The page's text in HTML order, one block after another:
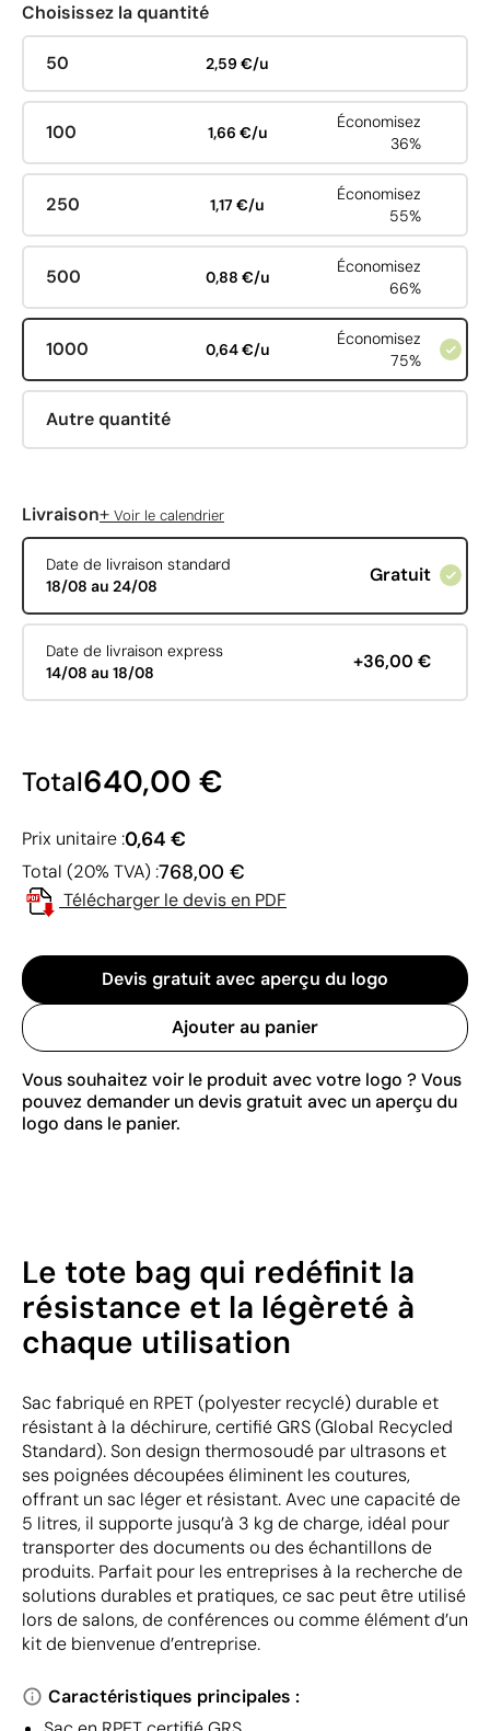
Choisissez la quantité
50 2,59 €/u
100 1,66 €/u
Économisez
36%
250 1,17 €/u
Économisez
55%
500 0,88 €/u
Économisez
66%
1000 0,64 €/u
Économisez
75%
Autre quantité
Livraison+ Voir le calendrier
Date de livraison standard
18/08 au 24/08
Gratuit
Date de livraison express
14/08 au 18/08
+36,00 €
Total640,00 €
Prix unitaire :0,64 €
Total (20% TVA) :768,00 €
Télécharger le devis en PDF
Devis gratuit avec aperçu du logo
Ajouter au panier
Vous souhaitez voir le produit avec votre logo ? Vous
pouvez demander un devis gratuit avec un aperçu du
logo dans le panier.
Le tote bag qui redéfinit la
résistance et la légèreté à
chaque utilisation
Sac fabriqué en RPET (polyester recyclé) durable et
résistant à la déchirure, certifié GRS (Global Recycled
Standard). Son design thermosoudé par ultrasons et
ses poignées découpées éliminent les coutures,
offrant un sac léger et résistant. Avec une capacité de
5 litres, il supporte jusqu’à 3 kg de charge, idéal pour
transporter des documents ou des échantillons de
produits. Parfait pour les entreprises à la recherche de
solutions durables et pratiques, ce sac peut être utilisé
lors de salons, de conférences ou comme élément d’un
kit de bienvenue d’entreprise.
Caractéristiques principales :